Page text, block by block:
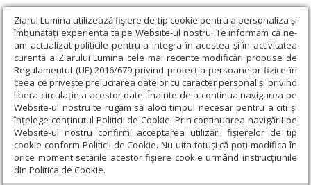
Ziarul Lumina utilizează fişiere de tip cookie pentru a personaliza și
îmbunătăți experiența ta pe Website-ul nostru. Te informăm că ne-
am actualizat politicile pentru a integra în acestea și în activitatea
curentă a Ziarului Lumina cele mai recente modificări propuse de
Regulamentul (UE) 2016/679 privind protecția persoanelor fizice în
ceea ce privește prelucrarea datelor cu caracter personal și privind
libera circulație a acestor date. Înainte de a continua navigarea pe
Website-ul nostru te rugăm să aloci timpul necesar pentru a citi și
înțelege conținutul Politicii de Cookie. Prin continuarea navigării pe
Website-ul nostru confirmi acceptarea utilizării fişierelor de tip
cookie conform Politicii de Cookie. Nu uita totuși că poți modifica în
orice moment setările acestor fişiere cookie urmând instrucțiunile
din Politica de Cookie.
Ziarul Lumina › Actualitate religioasă › Știri › Hramul Altarului de
vară al Reşedinţei Patriarhale
Hramul Altarului de vară al Reşedinţei
Patriarhale